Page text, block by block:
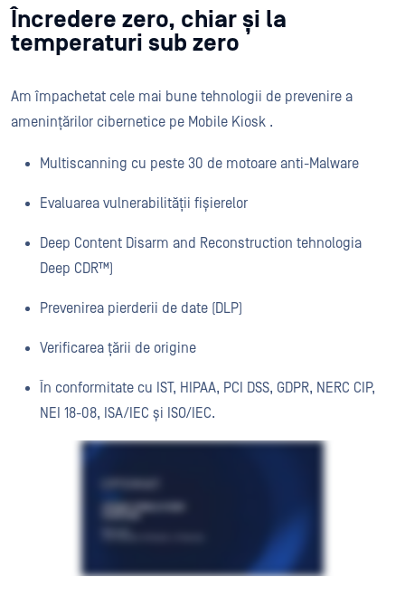
Încredere zero, chiar și la
temperaturi sub zero
Am împachetat cele mai bune tehnologii de prevenire a
amenințărilor cibernetice pe Mobile Kiosk .
Multiscanning cu peste 30 de motoare anti-Malware
Evaluarea vulnerabilității fișierelor
Deep Content Disarm and Reconstruction tehnologia
Deep CDR™)
Prevenirea pierderii de date (DLP)
Verificarea țării de origine
În conformitate cu IST, HIPAA, PCI DSS, GDPR, NERC CIP,
NEI 18-08, ISA/IEC și ISO/IEC.